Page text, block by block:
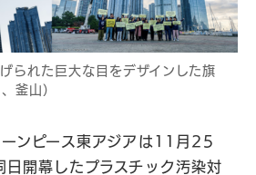
られた巨大な目をデザインした旗
釜山）
ンピース東アジアは11月25
日開幕したプラスチック汚染対